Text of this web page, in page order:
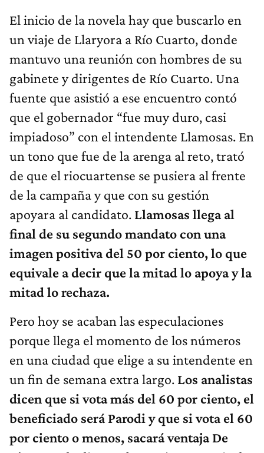
El inicio de la novela hay que buscarlo en
un viaje de Llaryora a Río Cuarto, donde
mantuvo una reunión con hombres de su
gabinete y dirigentes de Río Cuarto. Una
fuente que asistió a ese encuentro contó
que el gobernador “fue muy duro, casi
impiadoso” con el intendente Llamosas. En
un tono que fue de la arenga al reto, trató
de que el riocuartense se pusiera al frente
de la campaña y que con su gestión
apoyara al candidato. Llamosas llega al
final de su segundo mandato con una
imagen positiva del 50 por ciento, lo que
equivale a decir que la mitad lo apoya y la
mitad lo rechaza.
Pero hoy se acaban las especulaciones
porque llega el momento de los números
en una ciudad que elige a su intendente en
un fin de semana extra largo. Los analistas
dicen que si vota más del 60 por ciento, el
beneficiado será Parodi y que si vota el 60
por ciento o menos, sacará ventaja De